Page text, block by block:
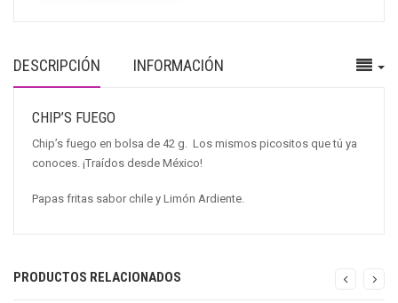
DESCRIPCIÓN INFORMACIÓN
CHIP’S FUEGO
Chip’s fuego en bolsa de 42 g. Los mismos picositos que tú ya
conoces. ¡Traídos desde México!
Papas fritas sabor chile y Limón Ardiente.
PRODUCTOS RELACIONADOS